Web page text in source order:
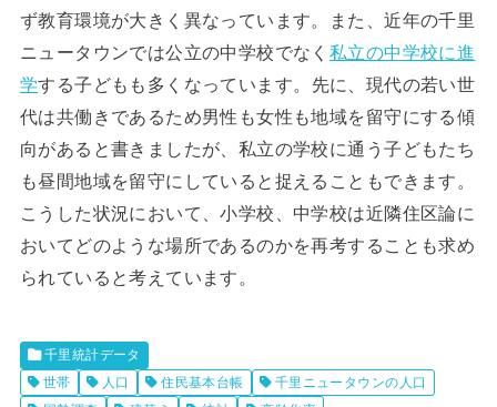
ず教育環境が大きく異なっています。また、近年の千里
ニュータウンでは公立の中学校でなく 私立の中学校に進
学する子どもも多くなっています。先に、現代の若い世
代は共働きであるため男性も女性も地域を留守にする傾
向があると書きましたが、私立の学校に通う子どもたち
も昼間地域を留守にしていると捉えることもできます。
こうした状況において、小学校、中学校は近隣住区論に
おいてどのような場所であるのかを再考することも求め
られていると考えています。
千里統計データ
世帯
人口 住民基本台帳
千里ニュータウンの人口